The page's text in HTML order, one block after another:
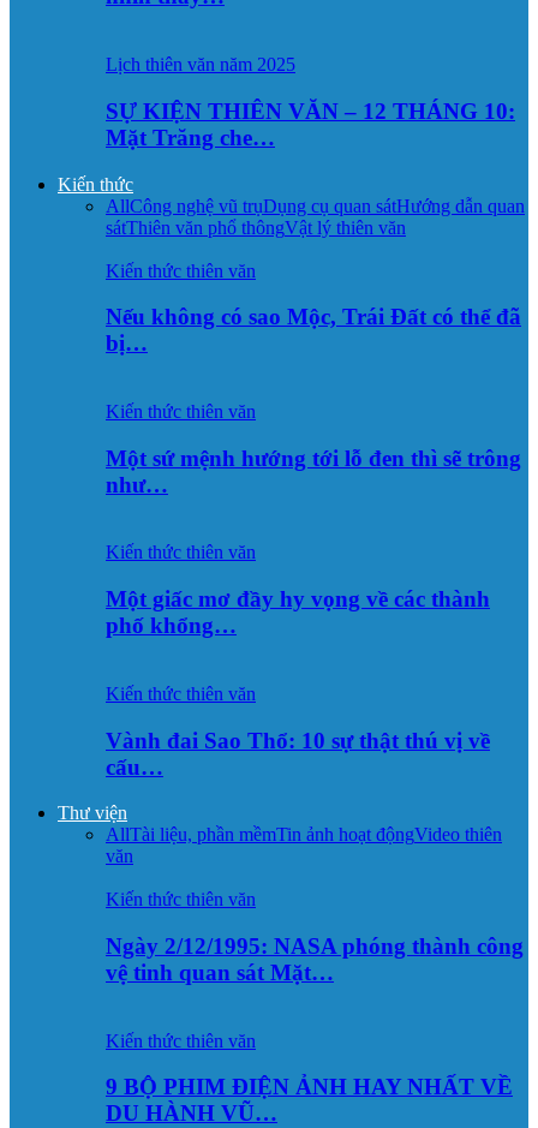
Lịch thiên văn năm 2025
SỰ KIỆN THIÊN VĂN – 12 THÁNG 10:
Mặt Trăng che…
Kiến thức
AllCông nghệ vũ trụDụng cụ quan sátHướng dẫn quan
sátThiên văn phổ thôngVật lý thiên văn
Kiến thức thiên văn
Nếu không có sao Mộc, Trái Đất có thể đã
bị…
Kiến thức thiên văn
Một sứ mệnh hướng tới lỗ đen thì sẽ trông
như…
Kiến thức thiên văn
Một giấc mơ đầy hy vọng về các thành
phố khổng…
Kiến thức thiên văn
Vành đai Sao Thổ: 10 sự thật thú vị về
cấu…
Thư viện
AllTài liệu, phần mềmTin ảnh hoạt độngVideo thiên
văn
Kiến thức thiên văn
Ngày 2/12/1995: NASA phóng thành công
vệ tinh quan sát Mặt…
Kiến thức thiên văn
9 BỘ PHIM ĐIỆN ẢNH HAY NHẤT VỀ
DU HÀNH VŨ…